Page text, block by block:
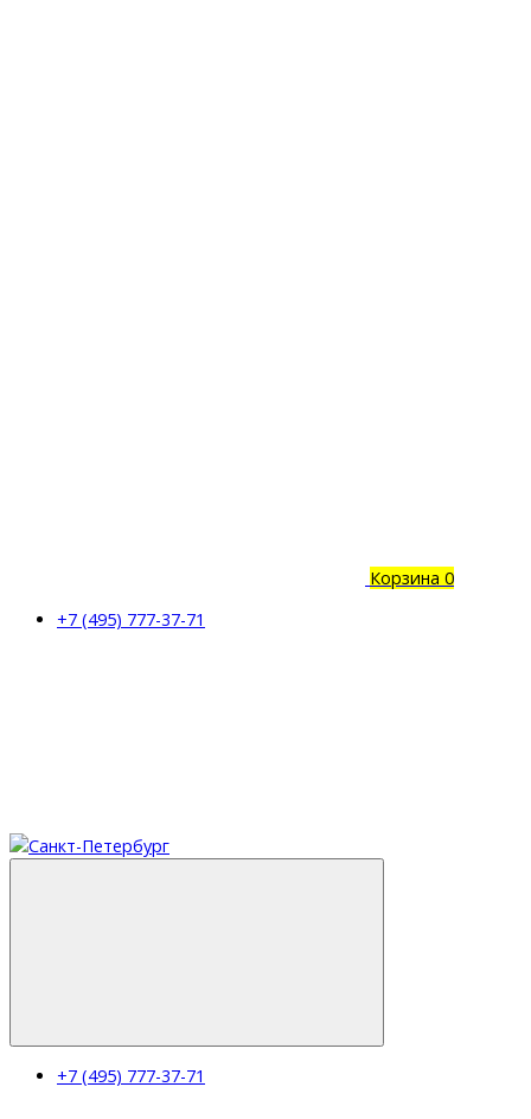
Корзина 0
+7 (495) 777-37-71
+7 (495) 777-37-71